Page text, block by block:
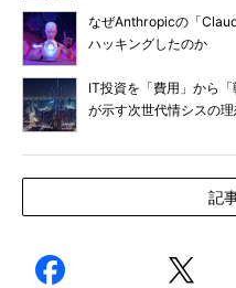
なぜAnthropicの「
ハッキングしたのか
IT投資を「費用」から
が示す次世代情シスの
記